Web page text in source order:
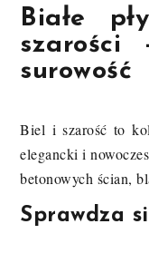
Białe
szarości
surowość
Biel i szarość to
elegancki i
betonowych ścian,
Sprawdza